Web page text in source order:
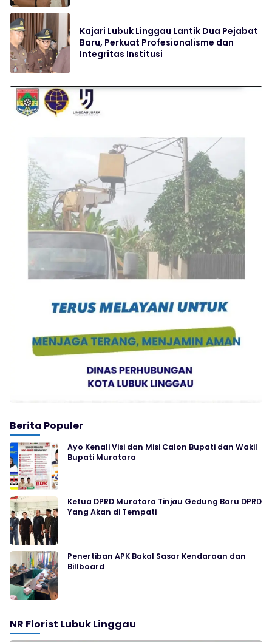
Kajari Lubuk Linggau Lantik Dua Pejabat
Baru, Perkuat Profesionalisme dan
Integritas Institusi
Berita Populer
Ayo Kenali Visi dan Misi Calon Bupati dan Wakil
Bupati Muratara
Ketua DPRD Muratara Tinjau Gedung Baru DPRD
Yang Akan di Tempati
Penertiban APK Bakal Sasar Kendaraan dan
Billboard
NR Florist Lubuk Linggau